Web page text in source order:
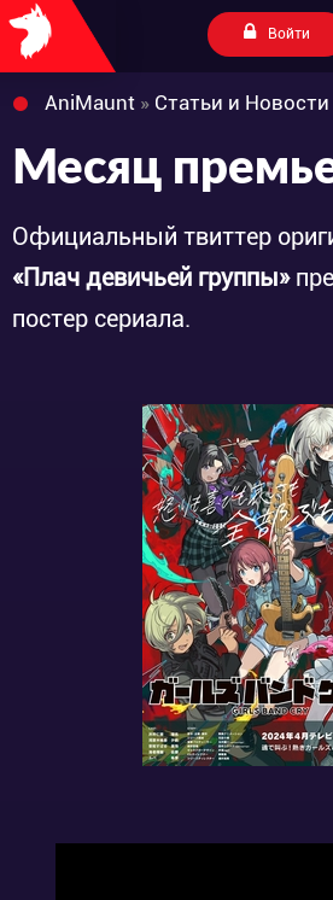
Войти
AniMaunt » Статьи и Новости
Официальный твиттер
«Плач девичьей группы»
постер сериала.